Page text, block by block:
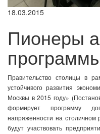
18.03.2015
Пионеры
Правительство столицы в
устойчивого развития
Москвы в 2015 году»
формирует программу
напряженности на столичном
будут участвовать